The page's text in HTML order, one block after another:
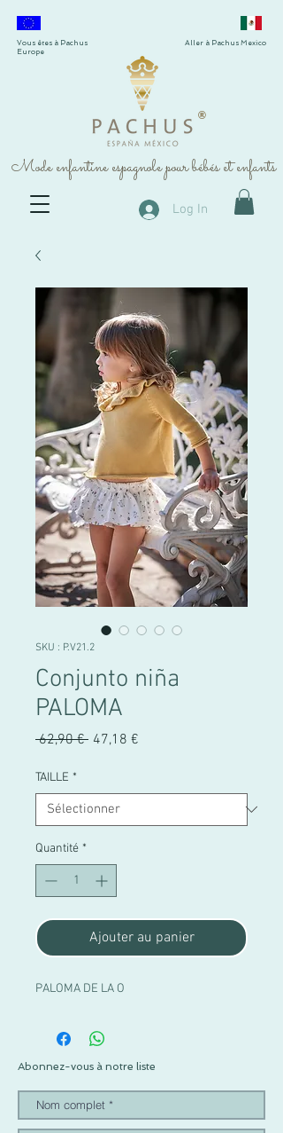
®
Mode enfantine espagnole pour bébés et enfants
Vous êtes à Pachus
Europe
Aller à Pachus Mexico
Log In
SKU : P.V21.2
Conjunto niña
PALOMA
62,90 € Prix
47,18 €
TAILLE *
Quantité *
Ajouter au panier
PALOMA DE LA O
Abonnez-vous à notre liste